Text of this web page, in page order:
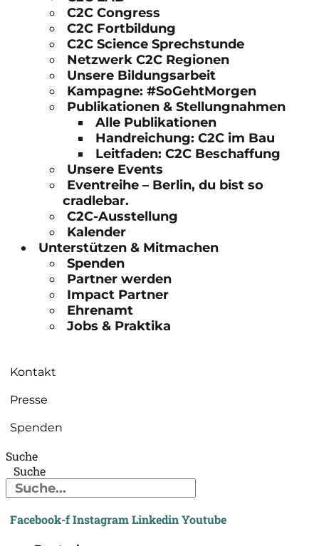
C2C Congress
C2C Fortbildung
C2C Science Sprechstunde
Netzwerk C2C Regionen
Unsere Bildungsarbeit
Kampagne: #SoGehtMorgen
Publikationen & Stellungnahmen
Alle Publikationen
Handreichung: C2C im Bau
Leitfaden: C2C Beschaffung
Unsere Events
Eventreihe – Berlin, du bist so
cradlebar.
C2C-Ausstellung
Kalender
Unterstützen & Mitmachen
Spenden
Partner werden
Impact Partner
Ehrenamt
Jobs & Praktika
Kontakt
Presse
Spenden
Suche
Suche
Facebook-fInstagramLinkedinYoutube